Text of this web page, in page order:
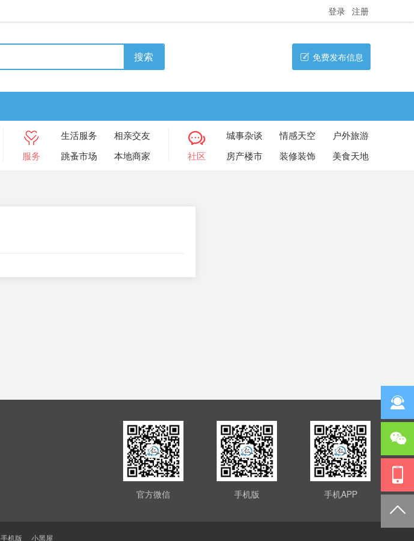
登录 注册
搜索 免费发布信息
服务
生活服务
相亲交友
跳蚤市场
本地商家 社区
城事杂谈 情感天空
户外旅游
房产楼市
装修装饰 美食天地
手机APP
手机版
官方微信
手机版 小黑屋